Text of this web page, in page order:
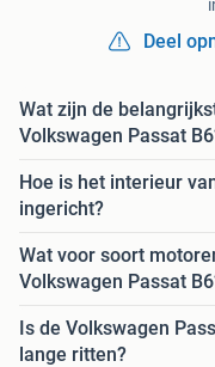
Deel
Wat zijn de
Volkswagen Passat
Hoe is het interieur
ingericht?
Wat voor soort
Volkswagen Passat
Is de Volkswagen
lange ritten?